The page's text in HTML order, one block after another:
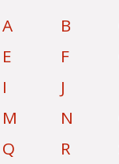
A B
E
F
I
J
M
N
Q
R